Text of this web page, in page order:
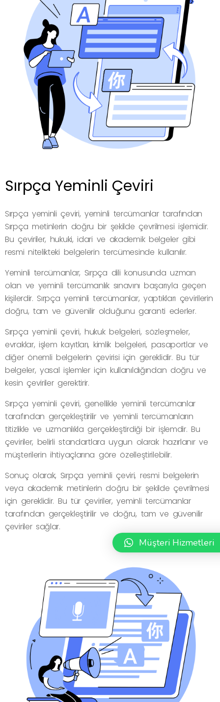
Sırpça Yeminli Çeviri
Sırpça yeminli çeviri, yeminli tercümanlar tarafından
Sırpça metinlerin doğru bir şekilde çevrilmesi işlemidir.
Bu çeviriler, hukuki, idari ve akademik belgeler gibi
resmi nitelikteki belgelerin tercümesinde kullanılır.
Yeminli tercümanlar, Sırpça dili konusunda uzman
olan ve yeminli tercümanlık sınavını başarıyla geçen
kişilerdir. Sırpça yeminli tercümanlar, yaptıkları çevirilerin
doğru, tam ve güvenilir olduğunu garanti ederler.
Sırpça yeminli çeviri, hukuk belgeleri, sözleşmeler,
evraklar, işlem kayıtları, kimlik belgeleri, pasaportlar ve
diğer önemli belgelerin çevirisi için gereklidir. Bu tür
belgeler, yasal işlemler için kullanıldığından doğru ve
kesin çeviriler gerektirir.
Sırpça yeminli çeviri, genellikle yeminli tercümanlar
tarafından gerçekleştirilir ve yeminli tercümanların
titizlikle ve uzmanlıkla gerçekleştirdiği bir işlemdir. Bu
çeviriler, belirli standartlara uygun olarak hazırlanır ve
müşterilerin ihtiyaçlarına göre özelleştirilebilir.
Sonuç olarak, Sırpça yeminli çeviri, resmi belgelerin
veya akademik metinlerin doğru bir şekilde çevrilmesi
için gereklidir. Bu tür çeviriler, yeminli tercümanlar
tarafından gerçekleştirilir ve doğru, tam ve güvenilir
çeviriler sağlar.
Müşteri Hizmetleri